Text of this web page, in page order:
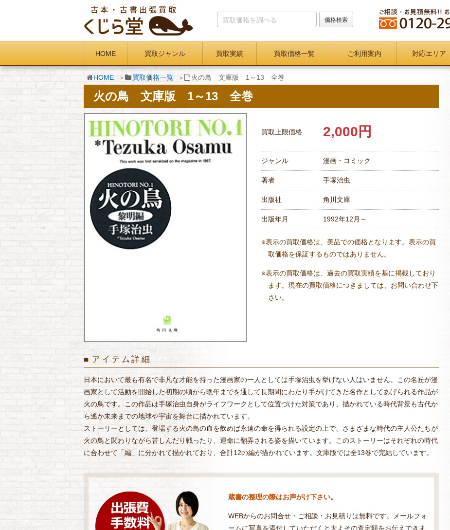
HOME 買取ジャンル 買取実績 買取価格一覧 ご利用案内 対応エリア
HOME 買取価格一覧 火の鳥 文庫版 1～13 全巻
火の鳥 文庫版 1～13 全巻
買取上限価格 2,000円
ジャンル 漫画・コミック
著者 手塚治虫
出版社 角川文庫
出版年月 1992年12月～
※表示の買取価格は、美品での価格となります。表示の買
取価格を保証するものではありません。
※表示の買取価格は、過去の買取実績を基に掲載しており
ます。現在の買取価格につきましては、お問い合わせ下
さい。
アイテム詳細
日本において最も有名で非凡な才能を持った漫画家の一人としては手塚治虫を挙げない人はいません。この名匠が漫
画家として活動を開始した初期の頃から晩年までを通して長期間にわたり手がけてきた名作としてあげられる作品が
火の鳥です。この作品は手塚治虫自身がライフワークとして位置づけた対策であり、描かれている時代背景も古代か
ら遙か未来までの地球や宇宙を舞台に描かれています。
ストーリーとしては、登場する火の鳥の血を飲めば永遠の命を得られる設定の上で、さまざまな時代の主人公たちが
火の鳥と関わりながら苦しんだり戦ったり、運命に翻弄される姿を描いています。このストーリーはそれぞれの時代
に合わせて「編」に分かれて描かれており、合計12の編が描かれています。文庫版では全13巻で完結しています。
蔵書の整理の際はお声がけ下さい。
WEBからのお問合せ・ご相談・お見積りは無料です。メールフォ
ームに写真を添付していただくと大よその査定額をお伝えできま